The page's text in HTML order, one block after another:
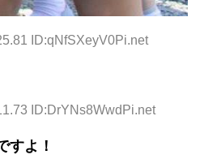
ID:qNfSXeyV0Pi.net
ID:DrYNs8WwdPi.net
すよ！